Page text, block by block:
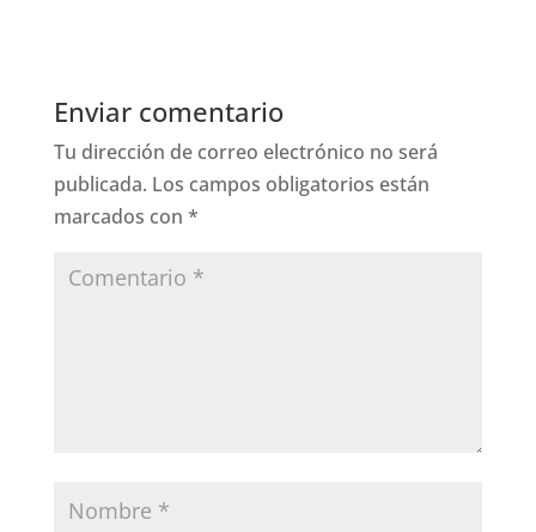
Enviar comentario
Tu dirección de correo electrónico no será
publicada. Los campos obligatorios están
marcados con *